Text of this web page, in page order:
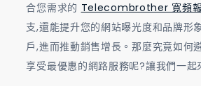
合您需求的 Telecombrother 寬頻
支,還能提升您的網站曝光度和品牌形
戶,進而推動銷售增長。那麼究竟如何
享受最優惠的網路服務呢?讓我們一起